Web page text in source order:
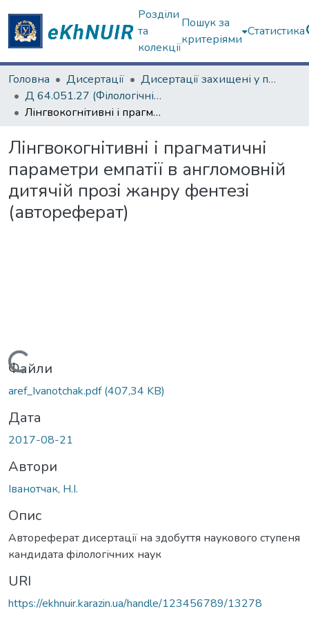
Розділи
та
колекції
Пошук за
критеріями
Статистика
Головна Дисертації
Дисертації захищені у постійних радах
Д 64.051.27 (Філологічні науки)
Лінгвокогнітивні і прагматичні параметри емпатії в англомовній дитячій прозі жанру фентезі (автореферат)
Лінгвокогнітивні і прагматичні
параметри емпатії в англомовній
дитячій прозі жанру фентезі
(автореферат)
Вантажиться...
Файли
aref_Ivanotchak.pdf(407,34 KB)
Дата
2017-08-21
Автори
Іванотчак, Н.І.
Опис
Автореферат дисертації на здобуття наукового ступеня
кандидата філологічних наук
URI
https://ekhnuir.karazin.ua/handle/123456789/13278